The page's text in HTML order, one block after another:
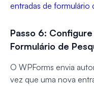
entradas de formulário
Passo 6:
Formulário de
O WPForms envia
vez que uma nova